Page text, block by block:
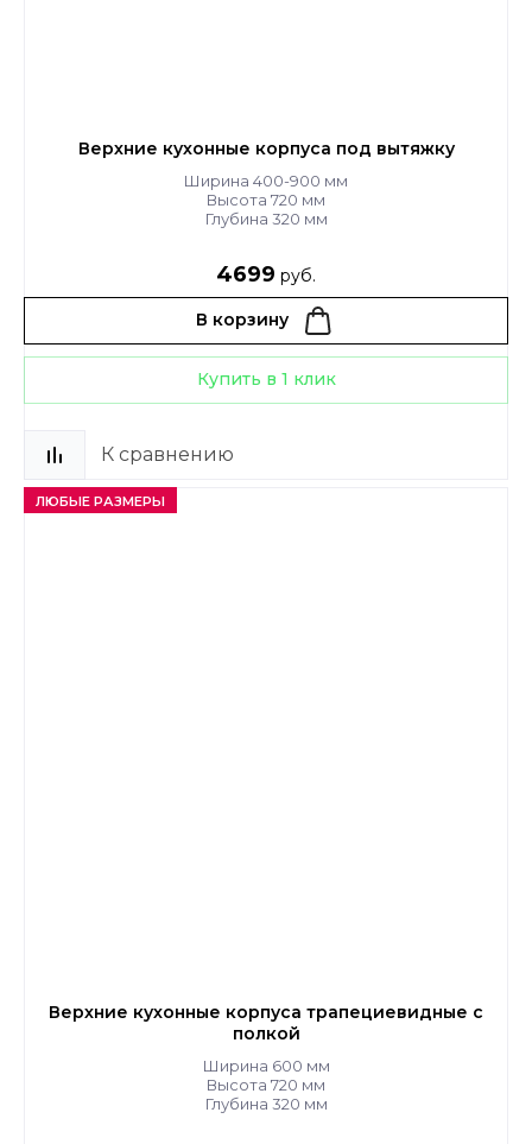
Верхние кухонные корпуса под вытяжку
Ширина 400-900 мм
Высота 720 мм
Глубина 320 мм
4699 руб.
В корзину
Купить в 1 клик
К сравнению
ЛЮБЫЕ РАЗМЕРЫ
Верхние кухонные корпуса трапециевидные с
полкой
Ширина 600 мм
Высота 720 мм
Глубина 320 мм